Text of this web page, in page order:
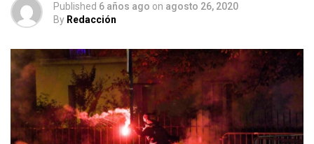
Published 6 años ago on agosto 26, 2020
By Redacción